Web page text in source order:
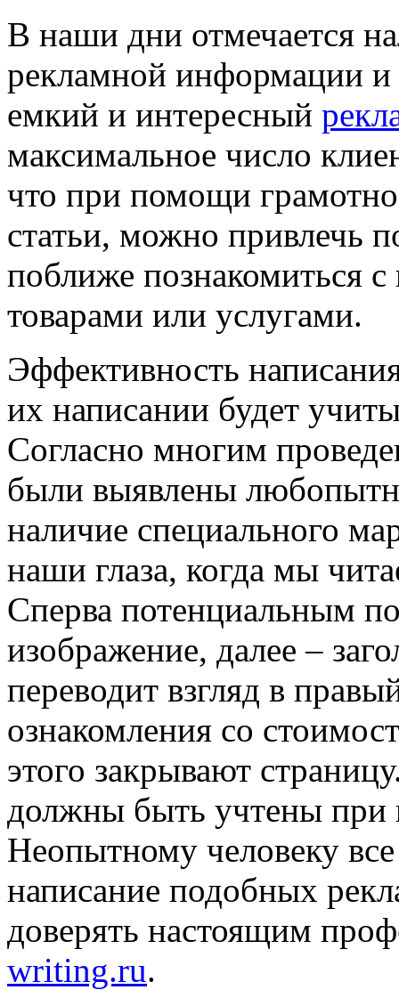
В наши дни отмечается
рекламной информации и
емкий и интересный
максимальное число
что при помощи
статьи, можно привлечь
поближе познакомиться
товарами или услугами.
Эффективность
их написании будет
Согласно многим
были выявлены
наличие специального
наши глаза, когда мы
Сперва потенциальным
изображение, далее –
переводит взгляд в
ознакомления со
этого закрывают
должны быть учтены при
Неопытному человеку все
написание подобных
доверять настоящим
writing.ru.